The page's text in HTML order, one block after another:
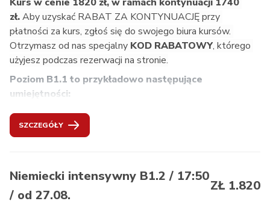
kursantów, znormalizowane testy końcowe, na życzenie
przygotowanie do egzaminu ÖSD.
zł. Aby uzyskać RABAT ZA KONTYNUACJĘ przy
płatności za kurs, zgłoś się do swojego biura kursów.
Otrzymasz od nas specjalny KOD RABATOWY, którego
użyjesz podczas rezerwacji na stronie.
Poziom B1.1 to przykładowo następujące
umiejętności:
ustalanie i potwierdzanie terminów,
kierowanie uwagi rozmówcy na konkretne tematy,
relacjonowanie danych statystycznych,
wygłaszanie krótkich prezentacji,
przygotowanie i przeprowadzenie rozmowy w sprawie
SZCZEGÓŁY
Niemiecki intensywny B1.2 / 17:50
/ od 27.08.
ZŁ 1.820